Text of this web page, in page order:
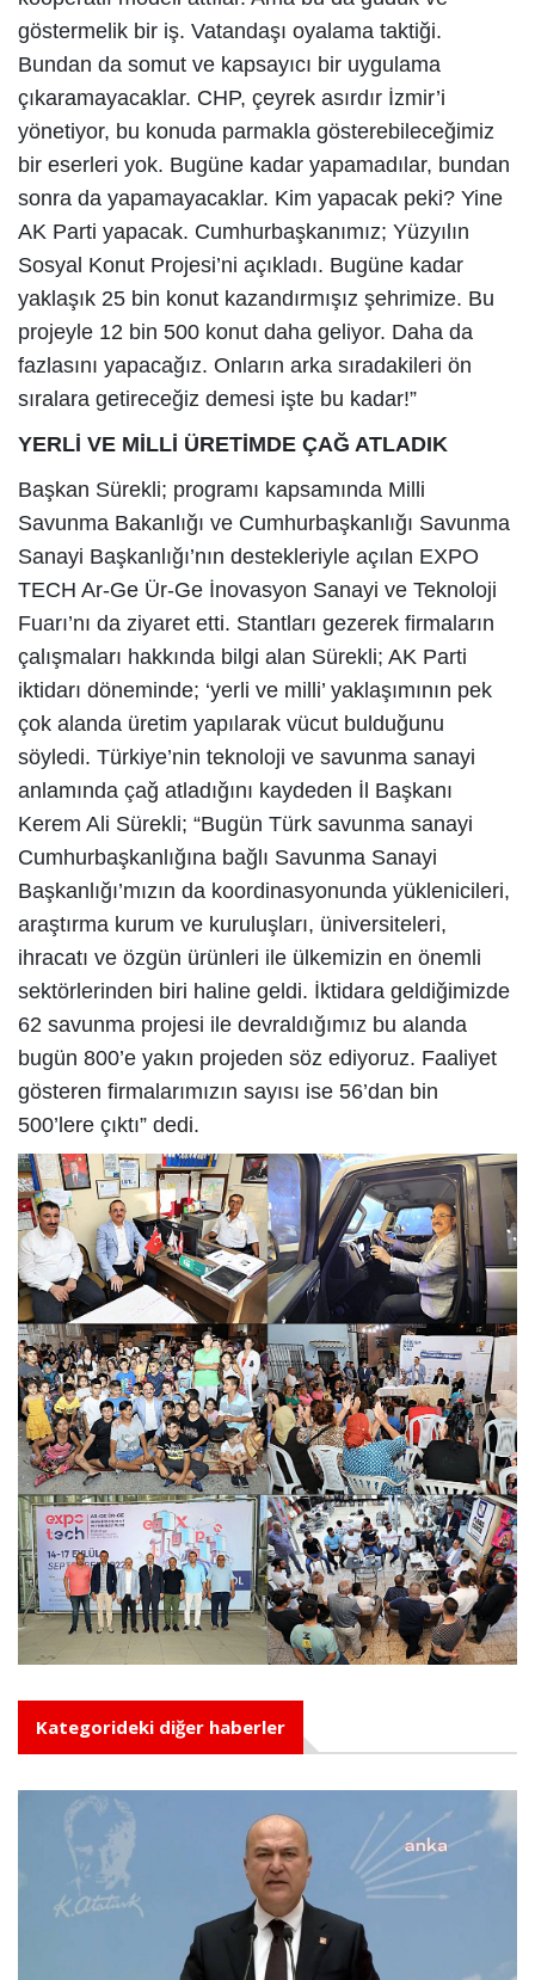
göstermelik bir iş. Vatandaşı oyalama taktiği.
Bundan da somut ve kapsayıcı bir uygulama
çıkaramayacaklar. CHP, çeyrek asırdır İzmir’i
yönetiyor, bu konuda parmakla gösterebileceğimiz
bir eserleri yok. Bugüne kadar yapamadılar, bundan
sonra da yapamayacaklar. Kim yapacak peki? Yine
AK Parti yapacak. Cumhurbaşkanımız; Yüzyılın
Sosyal Konut Projesi’ni açıkladı. Bugüne kadar
yaklaşık 25 bin konut kazandırmışız şehrimize. Bu
projeyle 12 bin 500 konut daha geliyor. Daha da
fazlasını yapacağız. Onların arka sıradakileri ön
sıralara getireceğiz demesi işte bu kadar!”
YERLİ VE MİLLİ ÜRETİMDE ÇAĞ ATLADIK
Başkan Sürekli; programı kapsamında Milli
Savunma Bakanlığı ve Cumhurbaşkanlığı Savunma
Sanayi Başkanlığı’nın destekleriyle açılan EXPO
TECH Ar-Ge Ür-Ge İnovasyon Sanayi ve Teknoloji
Fuarı’nı da ziyaret etti. Stantları gezerek firmaların
çalışmaları hakkında bilgi alan Sürekli; AK Parti
iktidarı döneminde; ‘yerli ve milli’ yaklaşımının pek
çok alanda üretim yapılarak vücut bulduğunu
söyledi. Türkiye’nin teknoloji ve savunma sanayi
anlamında çağ atladığını kaydeden İl Başkanı
Kerem Ali Sürekli; “Bugün Türk savunma sanayi
Cumhurbaşkanlığına bağlı Savunma Sanayi
Başkanlığı’mızın da koordinasyonunda yüklenicileri,
araştırma kurum ve kuruluşları, üniversiteleri,
ihracatı ve özgün ürünleri ile ülkemizin en önemli
sektörlerinden biri haline geldi. İktidara geldiğimizde
62 savunma projesi ile devraldığımız bu alanda
bugün 800’e yakın projeden söz ediyoruz. Faaliyet
gösteren firmalarımızın sayısı ise 56’dan bin
500’lere çıktı” dedi.
Kategorideki diğer haberler